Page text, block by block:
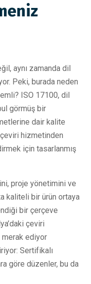
aynı zamanda dil
Peki, burada neden
ISO 17100, dil
görmüş bir
dair kalite
hizmetinden
için tasarlanmış
proje yönetimini ve
kaliteli bir ürün ortaya
bir çerçeve
çeviri
merak ediyor
Sertifikalı
göre düzenler, bu da